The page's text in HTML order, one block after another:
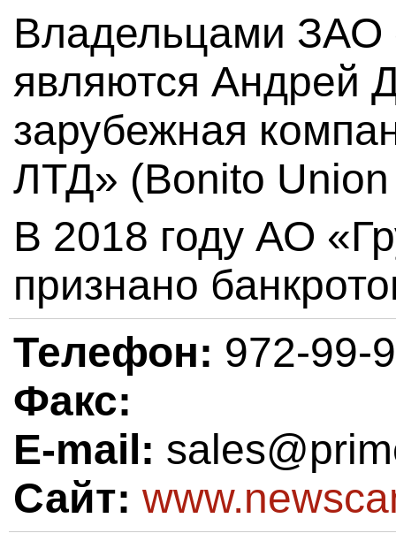
Владельцами ЗАО
являются Андрей
зарубежная
ЛТД» (Bonito
В 2018 году АО
признано
Телефон: 972-99-
Факс:
E-mail:
Сайт: